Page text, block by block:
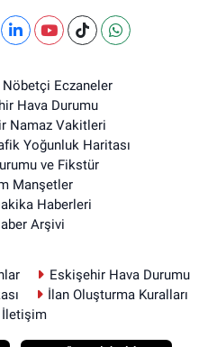
Eczaneler
Hava Durumu
Namaz Vakitleri
Yoğunluk Haritası
ve Fikstür
Manşetler
Haberleri
Arşivi
Eskişehir Hava Durumu
İlan Oluşturma Kuralları
İletişim